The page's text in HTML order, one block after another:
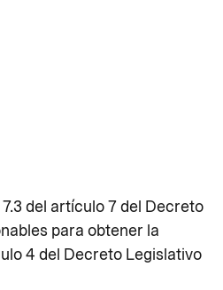
del artículo 7 del Decreto
para obtener la
4 del Decreto Legislativo